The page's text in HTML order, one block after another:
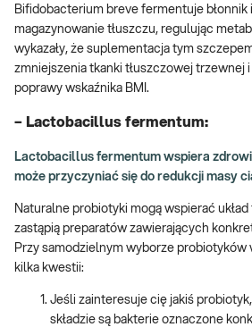
Bifidobacterium breve fermentuje błonnik
magazynowanie tłuszczu, regulując
wykazały, że suplementacja tym
zmniejszenia tkanki tłuszczowej trzewnej
poprawy wskaźnika BMI.
– Lactobacillus fermentum:
Lactobacillus fermentum wspiera
może przyczyniać się do redukcji masy
Naturalne probiotyki mogą wspierać
zastąpią preparatów zawierających
Przy samodzielnym wyborze probiotyków
kilka kwestii:
Jeśli zainteresuje cię jakiś
składzie są bakterie oznaczone